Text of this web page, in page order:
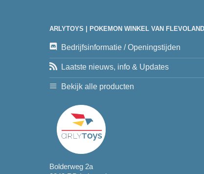
ARLYTOYS | POKEMON WINKEL VAN FLEVOLAND
Bedrijfsinformatie / Openingstijden
Laatste nieuws, info & Updates
Bekijk alle producten
Bolderweg 2a